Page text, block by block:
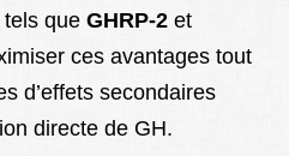
tels que GHRP-2 et
ces avantages tout
d’effets secondaires
directe de GH.